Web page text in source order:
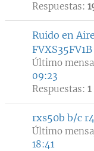
Respuestas:
Ruido en
FVXS35FV1B
Último
09:23
Respuestas: 1
rxs50b b/c
Último
18:41